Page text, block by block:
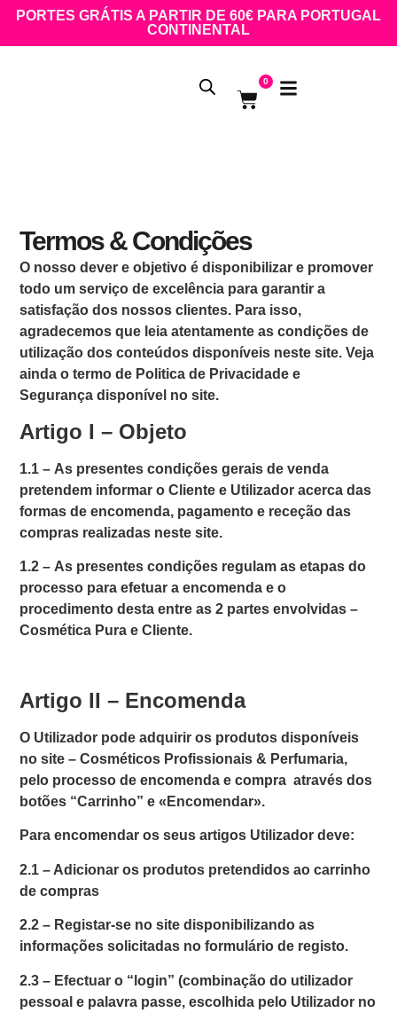
PORTES GRÁTIS A PARTIR DE 60€ PARA PORTUGAL
CONTINENTAL
0
Termos & Condições
O nosso dever e objetivo é disponibilizar e promover
todo um serviço de excelência para garantir a
satisfação dos nossos clientes. Para isso,
agradecemos que leia atentamente as condições de
utilização dos conteúdos disponíveis neste site. Veja
ainda o termo de Politica de Privacidade e
Segurança disponível no site.
Artigo I – Objeto
1.1 – As presentes condições gerais de venda
pretendem informar o Cliente e Utilizador acerca das
formas de encomenda, pagamento e receção das
compras realizadas neste site.
1.2 – As presentes condições regulam as etapas do
processo para efetuar a encomenda e o
procedimento desta entre as 2 partes envolvidas –
Cosmética Pura e Cliente.
Artigo II – Encomenda
O Utilizador pode adquirir os produtos disponíveis
no site –Cosméticos Profissionais & Perfumaria,
pelo processo de encomenda e compra através dos
botões “Carrinho” e «Encomendar».
Para encomendar os seus artigos Utilizador deve:
2.1 – Adicionar os produtos pretendidos ao carrinho
de compras
2.2 – Registar-se no site disponibilizando as
informações solicitadas no formulário de registo.
2.3 – Efectuar o “login” (combinação do utilizador
pessoal e palavra passe, escolhida pelo Utilizador no